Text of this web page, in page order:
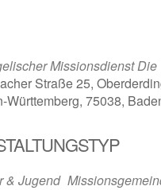
Missionsdienst Die
Straße 25,
Württemberg, 75038,
& Jugend